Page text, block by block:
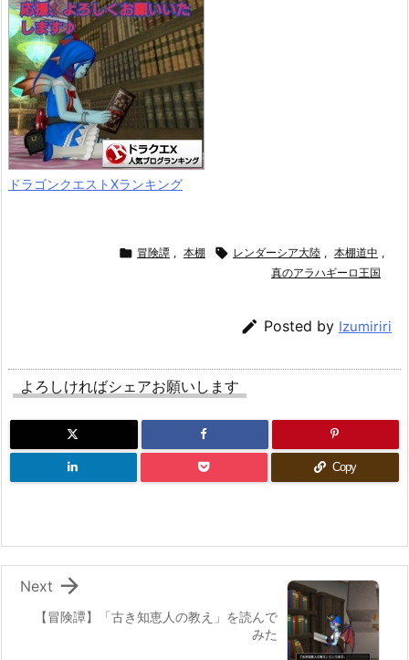
ドラゴンクエストXランキング
 冒険譚 , 本棚  レンダーシア大陸 , 本棚道中 ,
真のアラハギーロ王国
 Posted by Izumiriri
よろしければシェアお願いします
Copy
【冒険譚】「古き知恵人の教え」を読んで
みた

Next